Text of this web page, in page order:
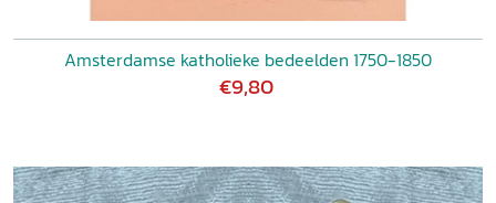
Amsterdamse katholieke bedeelden 1750-1850
€9,80